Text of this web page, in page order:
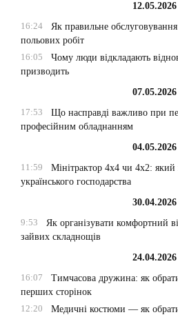
12.05.2026
16:24
Як правильне
польових робіт
16:05
Чому люди відкладають
призводить
07.05.2026
17:53
Що насправді важливо при
професійним обладнанням
04.05.2026
11:59
Мінітрактор 4х4 чи 4х2:
українського господарства
30.04.2026
9:53
Як організувати комфортний
зайвих складнощів
24.04.2026
16:07
Тимчасова дружина: як
перших сторінок
12:20
Медичні костюми — як